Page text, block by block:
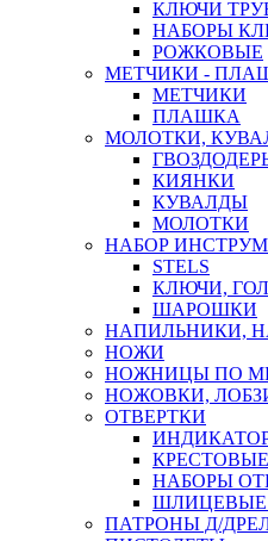
КЛЮЧИ
НАБОРЫ
РОЖКОВЫЕ
МЕТЧИКИ -
МЕТЧИКИ
ПЛАШКА
МОЛОТКИ,
КИЯНКИ
КУВАЛДЫ
МОЛОТКИ
НАБОР
STELS
КЛЮЧИ,
ШАРОШКИ
НАПИЛЬНИКИ,
НОЖИ
НОЖНИЦЫ ПО
НОЖОВКИ,
ОТВЕРТКИ
НАБОРЫ
ШЛИЦЕВЫЕ
ПАТРОНЫ Д/